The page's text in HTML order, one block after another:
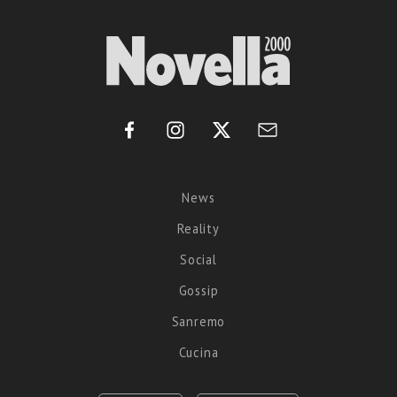
News
Reality
Social
Gossip
Sanremo
Cucina